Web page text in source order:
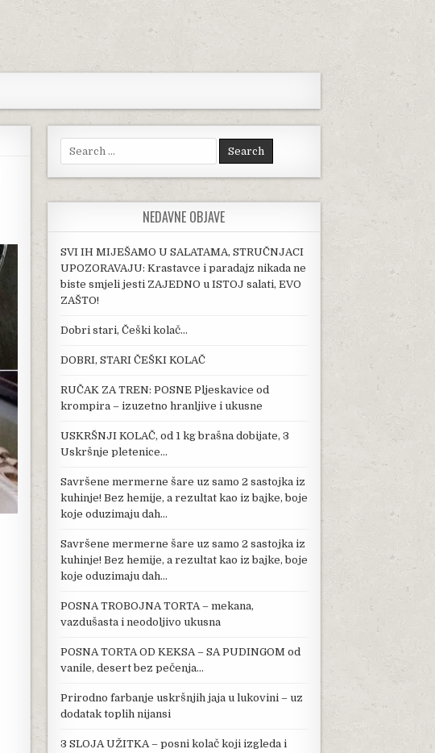
Search for:
NEDAVNE OBJAVE
SVI IH MIJEŠAMO U SALATAMA, STRUČNJACI
UPOZORAVAJU: Krastavce i paradajz nikada ne
biste smjeli jesti ZAJEDNO u ISTOJ salati, EVO
ZAŠTO!
Dobri stari, Češki kolač…
DOBRI, STARI ČEŠKI KOLAČ
RUČAK ZA TREN: POSNE Pljeskavice od
krompira – izuzetno hranljive i ukusne
USKRŠNJI KOLAČ, od 1 kg brašna dobijate, 3
Uskršnje pletenice…
Savršene mermerne šare uz samo 2 sastojka iz
kuhinje! Bez hemije, a rezultat kao iz bajke, boje
koje oduzimaju dah…
Savršene mermerne šare uz samo 2 sastojka iz
kuhinje! Bez hemije, a rezultat kao iz bajke, boje
koje oduzimaju dah…
POSNA TROBOJNA TORTA – mekana,
vazdušasta i neodoljivo ukusna
POSNA TORTA OD KEKSA – SA PUDINGOM od
vanile, desert bez pečenja…
Prirodno farbanje uskršnjih jaja u lukovini – uz
dodatak toplih nijansi
3 SLOJA UŽITKA – posni kolač koji izgleda i